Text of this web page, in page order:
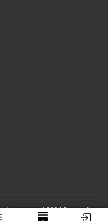
reserved. 2024Design &